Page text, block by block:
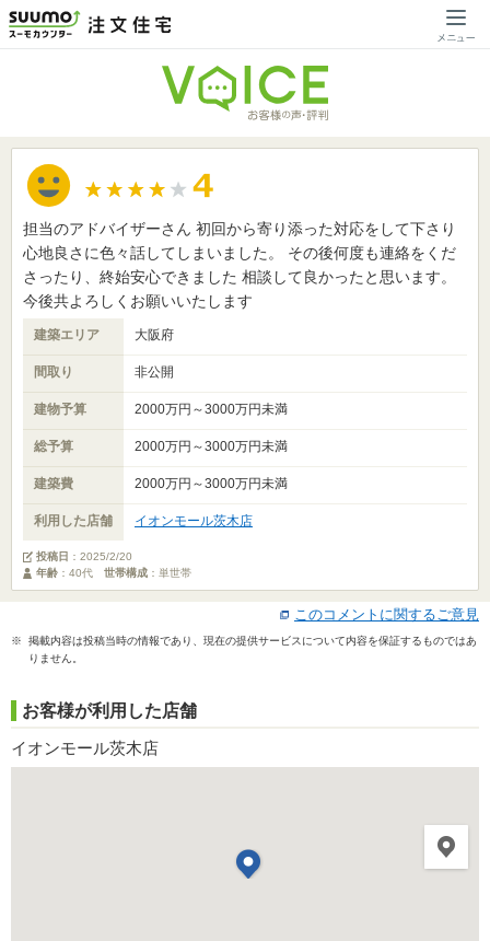
担当のアドバイザーさん 初回から寄り添った対応をして下さり
心地良さに色々話してしまいました。 その後何度も連絡をくだ
さったり、終始安心できました 相談して良かったと思います。
今後共よろしくお願いいたします
建築エリア 大阪府
間取り 非公開
建物予算 2000万円～3000万円未満
総予算 2000万円～3000万円未満
建築費 2000万円～3000万円未満
利用した店舗 イオンモール茨木店
投稿日 ： 2025/2/20
年齢 ：40代 世帯構成 ：単世帯
このコメントに関するご意見
※ 掲載内容は投稿当時の情報であり、現在の提供サービスについて内容を保証するものではあ
りません。
お客様が利用した店舗
イオンモール茨木店